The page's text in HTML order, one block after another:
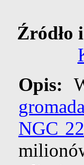
Źródło
Opis:
NGC